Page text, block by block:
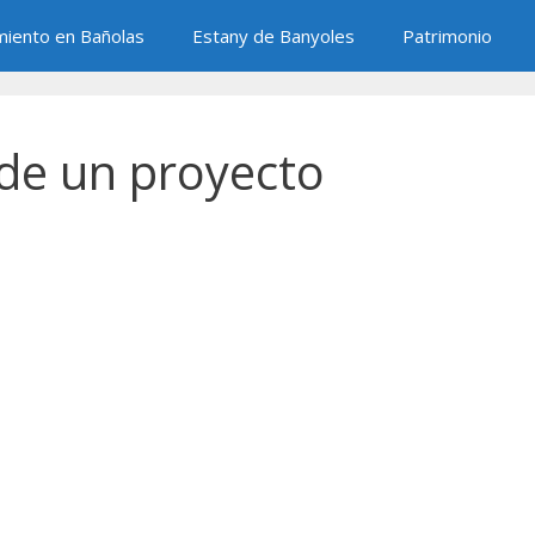
en Bañolas Estany de Banyoles Patrimonio
un proyecto